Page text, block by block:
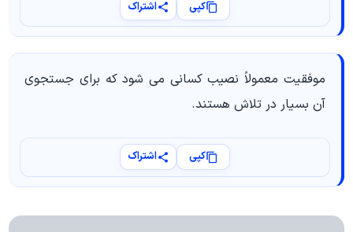
کپی اشتراک
موفقیت معمولاً نصیب کسانی می شود که برای جستجوی
آن بسیار در تلاش هستند.
کپی اشتراک